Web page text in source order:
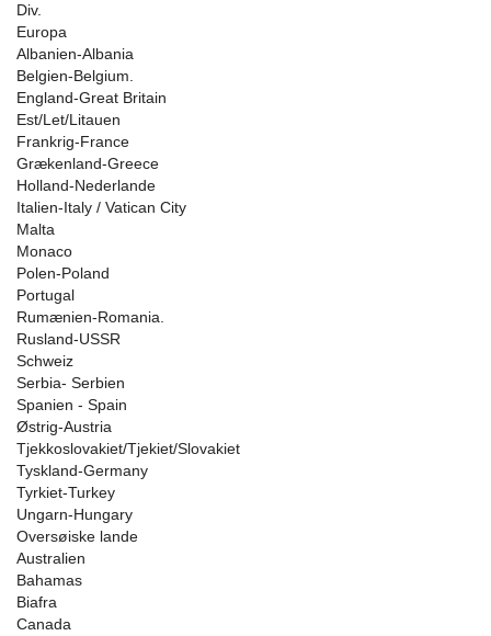
Div.
Europa
Albanien-Albania
Belgien-Belgium.
England-Great Britain
Est/Let/Litauen
Frankrig-France
Grækenland-Greece
Holland-Nederlande
Italien-Italy / Vatican City
Malta
Monaco
Polen-Poland
Portugal
Rumænien-Romania.
Rusland-USSR
Schweiz
Serbia- Serbien
Spanien - Spain
Østrig-Austria
Tjekkoslovakiet/Tjekiet/Slovakiet
Tyskland-Germany
Tyrkiet-Turkey
Ungarn-Hungary
Oversøiske lande
Australien
Bahamas
Biafra
Canada